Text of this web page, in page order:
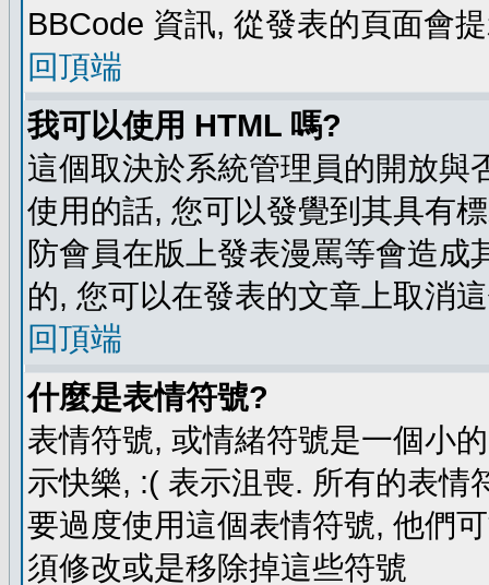
BBCode 資訊, 從發表的頁面會
回頂端
我可以使用 HTML 嗎?
這個取決於系統管理員的開放與
使用的話, 您可以發覺到其具有
防會員在版上發表漫罵等會造
的, 您可以在發表的文章上取消
回頂端
什麼是表情符號?
表情符號, 或情緒符號是一個小
示快樂, :( 表示沮喪. 所有的表情
要過度使用這個表情符號, 他們
須修改或是移除掉這些符號